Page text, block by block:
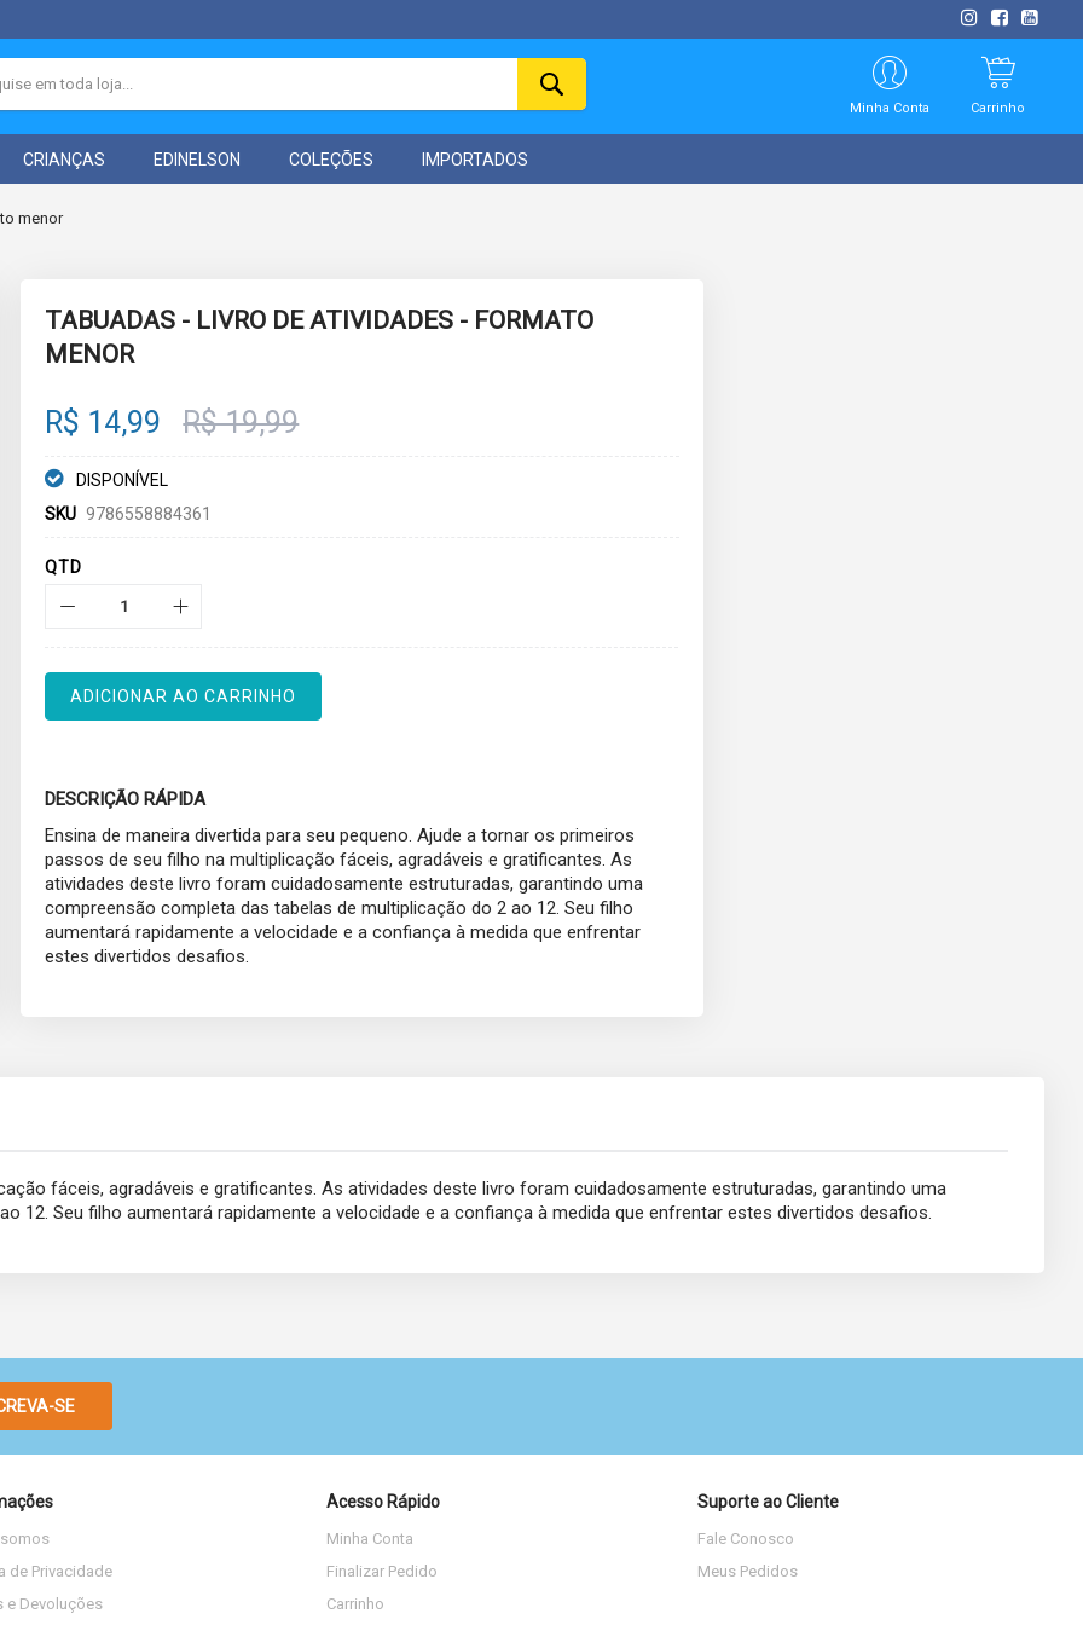
Minha Conta Carrinho
CRIANÇAS EDINELSON COLEÇÕES IMPORTADOS
menor
TABUADAS - LIVRO DE ATIVIDADES - FORMATO
MENOR
R$ 14,99 R$ 19,99
DISPONÍVEL
SKU 9786558884361
QTD
ADICIONAR AO CARRINHO
DESCRIÇÃO RÁPIDA
Ensina de maneira divertida para seu pequeno. Ajude a tornar os primeiros
passos de seu filho na multiplicação fáceis, agradáveis e gratificantes. As
atividades deste livro foram cuidadosamente estruturadas, garantindo uma
compreensão completa das tabelas de multiplicação do 2 ao 12. Seu filho
aumentará rapidamente a velocidade e a confiança à medida que enfrentar
estes divertidos desafios.
fáceis, agradáveis e gratificantes. As atividades deste livro foram cuidadosamente estruturadas, garantindo uma
12. Seu filho aumentará rapidamente a velocidade e a confiança à medida que enfrentar estes divertidos desafios.
SE
de Privacidade
e Devoluções
Acesso Rápido
Minha Conta
Finalizar Pedido
Carrinho
Suporte ao Cliente
Fale Conosco
Meus Pedidos